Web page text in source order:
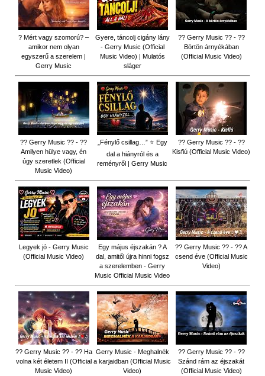
? Mért vagy szomorú? –
amikor nem olyan
egyszerű a szerelem |
Gerry Music
Gyere, táncolj cigány lány
- Gerry Music (Official
Music Video) | Mulatós
sláger
?? Gerry Music ?? - ??
Börtön árnyékában
(Official Music Video)
?? Gerry Music ?? - ??
Amilyen hülye vagy, én
úgy szeretlek (Official
Music Video)
„Fénylő csillag…” ⭐ Egy
dal a hiányról és a
reményről | Gerry Music
?? Gerry Music ?? - ??
Kisfiú (Official Music Video)
Legyek jó - Gerry Music
(Official Music Video)
Egy május éjszakán ? A
dal, amitől újra hinni fogsz
a szerelemben - Gerry
Music Official Music Video
?? Gerry Music ?? - ?? A
csend éve (Official Music
Video)
?? Gerry Music ?? - ?? Ha
volna két életem II (Official
Music Video)
Gerry Music - Meghalnék
a karjaidban (Official Music
Video)
?? Gerry Music ?? - ??
Szánd rám az éjszakát
(Official Music Video)